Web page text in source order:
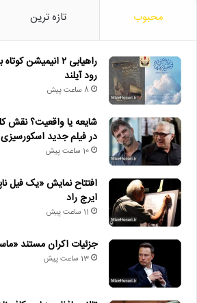
محبوب تازه ترین
راهیابی ۲
رود آیلند
8 ساعت پیش
شایعه یا واقعیت؟ نقش
در فیلم جدید اسکورسیزی
10 ساعت پیش
افتتاح نمایش «یک فیل
ایرج راد
11 ساعت پیش
جزئیات اکران مستند
13 ساعت پیش